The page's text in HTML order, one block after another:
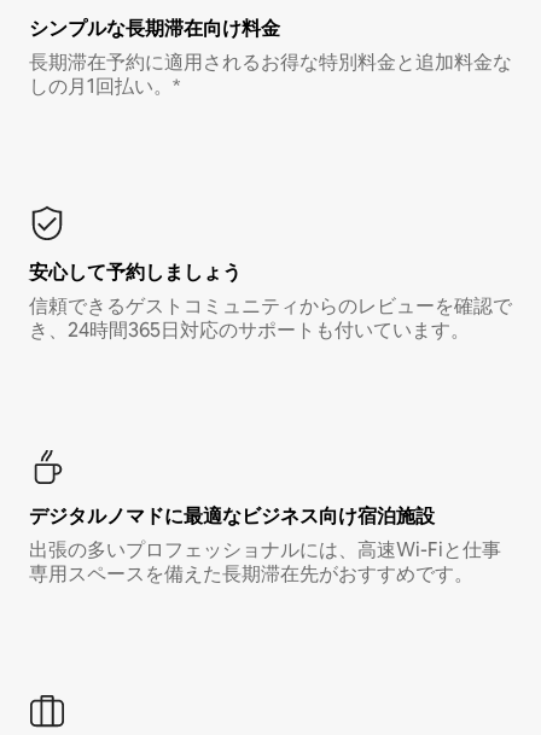
シンプルな長期滞在向け料金
長期滞在予約に適用されるお得な特別料金と追加料金な
しの月1回払い。*
安心して予約しましょう
信頼できるゲストコミュニティからのレビューを確認で
き、24時間365日対応のサポートも付いています。
デジタルノマド⁠に最⁠適⁠なビ⁠ジ⁠ネ⁠ス⁠向⁠け宿⁠泊⁠施⁠設
出張の多いプロフェッショナルには、高速Wi-Fiと仕事
専用スペースを備えた長期滞在先がおすすめです。